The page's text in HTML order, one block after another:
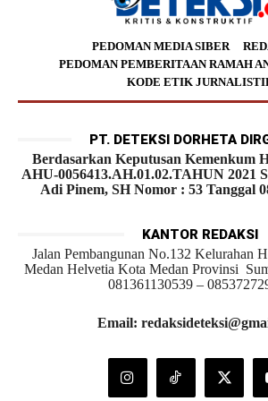
PEDOMAN MEDIA SIBER
PEDOMAN PEMBERITAAN RAMAH
KODE ETIK
PT. DETEKSI DORHETA
Berdasarkan Keputusan Kemenkum
AHU-0056413.AH.01.02.TAHUN 2021
Adi Pinem, SH Nomor : 53 Tanggal
KANTOR REDAKSI
Jalan Pembangunan No.132 Kelurahan
Medan Helvetia Kota Medan Provinsi
081361130539 –
Email: